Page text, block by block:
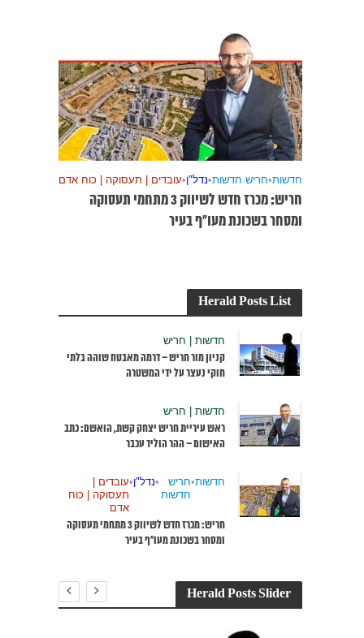
חדשות•חריש חדשות•נדל"ן•עובדים | תעסוקה | כוח אדם
חריש: מכרז חדש לשיווק 3 מתחמי תעסוקה
ומסחר בשכונת מעו”ף בעיר
Herald Posts List
חדשות | חריש
קניון מור חריש – דרמה מאבטח שוהה בלתי
חוקי נעצר על ידי המשטרה
חדשות | חריש
ראש עיריית חריש יצחק קשת, הואשם: כתב
האישום – ההר הוליד עכבר
חדשות•חריש
חדשות
•נדל"ן•עובדים |
תעסוקה | כוח
אדם
חריש: מכרז חדש לשיווק 3 מתחמי תעסוקה
ומסחר בשכונת מעו”ף בעיר
Herald Posts Slider